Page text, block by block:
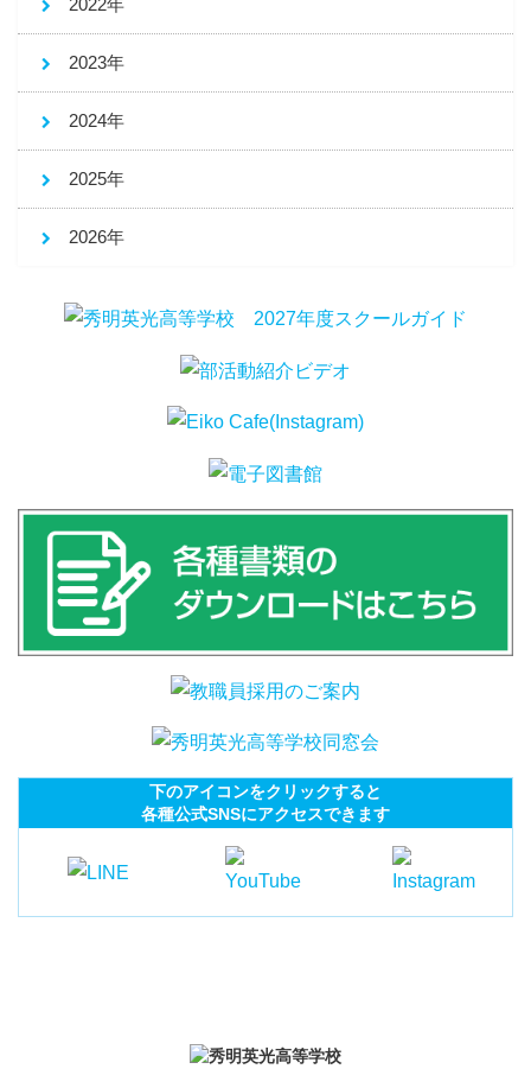
2022年
2023年
2024年
2025年
2026年
下のアイコンをクリックすると
各種公式SNSにアクセスできます